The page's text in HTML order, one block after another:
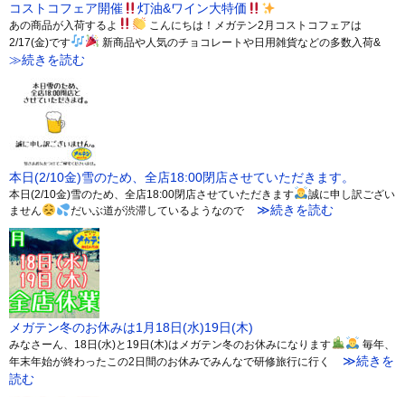
コストコフェア開催 灯油&ワイン大特価
あの商品が入荷するよ
こんにちは！メガテン2月コストコフェアは
2/17(金)です
新商品や人気のチョコレートや日用雑貨などの多数入荷&
≫続きを読む
本日(2/10金)雪のため、全店18:00閉店させていただきます。
本日(2/10金)雪のため、全店18:00閉店させていただきます
誠に申し訳ござい
ません
だいぶ道が渋滞しているようなので≫続きを読む
メガテン冬のお休みは1月18日(水)19日(木)
みなさーん、18日(水)と19日(木)はメガテン冬のお休みになります
毎年、
年末年始が終わったこの2日間のお休みでみんなで研修旅行に行く
≫続きを
読む